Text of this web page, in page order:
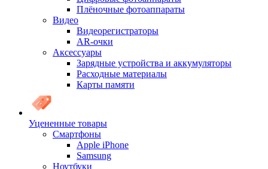
Плёночные фотоаппараты
Видео
Видеорегистраторы
AR-очки
Аксессуары
Зарядные устройства и аккумуляторы
Расходные материалы
Карты памяти
Уцененные товары
Cмартфоны
Apple iPhone
Samsung
Ноутбуки